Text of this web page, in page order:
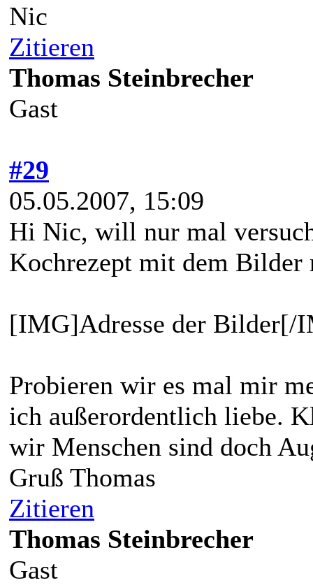
Nic
Zitieren
Thomas Steinbrecher
Gast
#29
05.05.2007, 15:09
Hi Nic, will nur mal
Kochrezept mit dem Bilder
[IMG]Adresse der Bilder[/
Probieren wir es mal mir
ich außerordentlich liebe.
wir Menschen sind doch
Gruß Thomas
Zitieren
Thomas Steinbrecher
Gast